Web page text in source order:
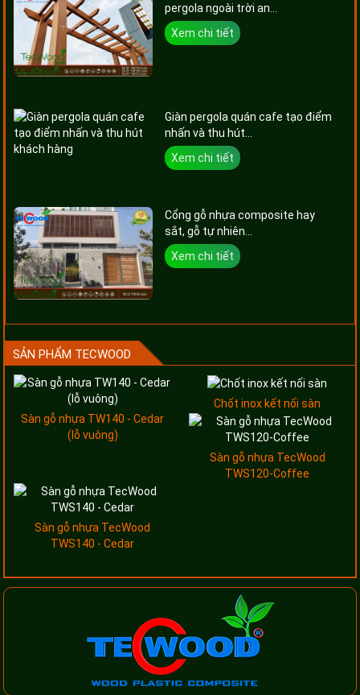
pergola ngoài trời an...
Xem chi tiết
Giàn pergola quán cafe tạo điểm
nhấn và thu hút...
Xem chi tiết
Cổng gỗ nhựa composite hay
sắt, gỗ tự nhiên...
Xem chi tiết
SẢN PHẨM TECWOOD
Sàn gỗ nhựa TW140 - Cedar
(lỗ vuông)
Chốt inox kết nối sàn
Sàn gỗ nhựa TecWood
TWS120-Coffee
Sàn gỗ nhựa TecWood
TWS140 - Cedar